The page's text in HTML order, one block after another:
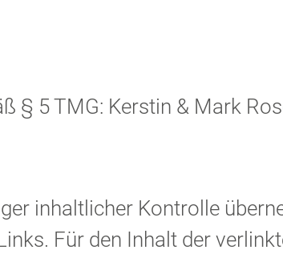
§ 5 TMG: Kerstin & Mark
inhaltlicher Kontrolle
Für den Inhalt der